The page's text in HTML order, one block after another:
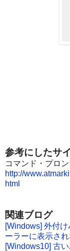
参考にしたサ
コマンド・プロ
http://
html
関連ブログ
[Windows] 外付
ーラーに表示さ
[Windows10] 古